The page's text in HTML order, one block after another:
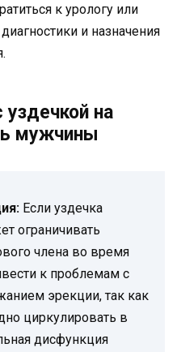
к урологу или
и назначения
на
мужчины
Если уздечка
ограничивать
члена во время
к проблемам с
эрекции, так как
циркулировать в
дисфункция